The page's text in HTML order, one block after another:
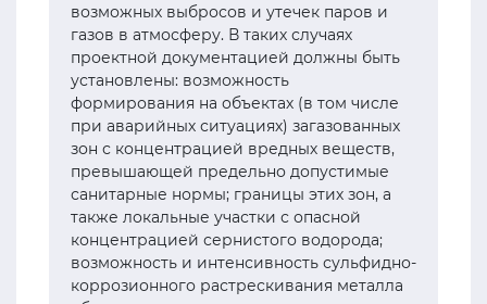
возможных выбросов и утечек паров и
газов в атмосферу. В таких случаях
проектной документацией должны быть
установлены: возможность
формирования на объектах (в том числе
при аварийных ситуациях) загазованных
зон с концентрацией вредных веществ,
превышающей предельно допустимые
санитарные нормы; границы этих зон, а
также локальные участки с опасной
концентрацией сернистого водорода;
возможность и интенсивность сульфидно-
коррозионного растрескивания металла